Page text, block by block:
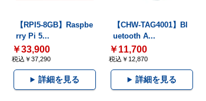
【RPI5-8GB】Raspbe
rry Pi 5...
￥33,900
税込￥37,290
詳細を見る
【CHW-TAG4001】Bl
uetooth A...
￥11,700
税込￥12,870
詳細を見る